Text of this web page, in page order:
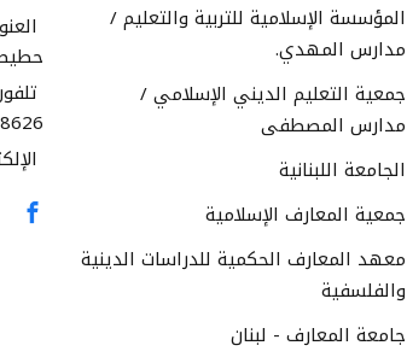
المؤسسة الإسلامية للتربية والتعليم /
مدارس المهدي.
جمعية التعليم الديني الإسلامي /
مدارس المصطفى
الجامعة اللبنانية
جمعية المعارف الإسلامية
معهد المعارف الحكمية للدراسات الدينية
والفلسفية
جامعة المعارف - لبنان